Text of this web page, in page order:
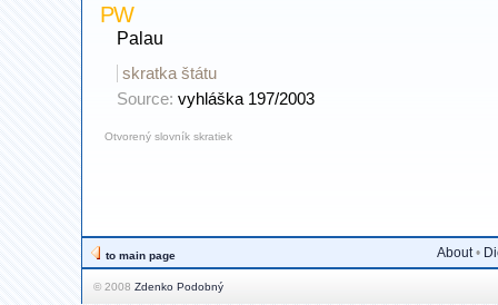
PW
Palau
skratka štátu
Source: vyhláška 197/2003
Otvorený slovník skratiek
to main page About•
© 2008 Zdenko Podobný